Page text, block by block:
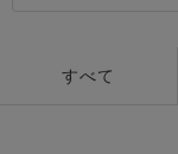
すべて